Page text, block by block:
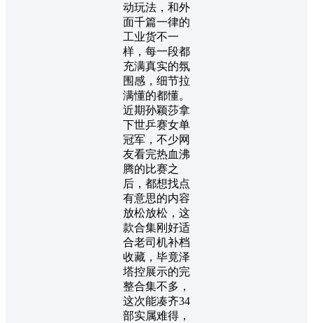
动玩法，和外
面千篇一律的
工业货不一
样，每一段都
充满真实的氛
围感，细节拉
满懂的都懂。
近期孙颖莎拿
下世乒赛女单
冠军，不少网
友看完热血沸
腾的比赛之
后，都想找点
有意思的内容
放松放松，这
款合集刚好适
合老司机补档
收藏，毕竟泽
塔控展示的完
整合集不多，
这次能凑齐34
部实属难得，